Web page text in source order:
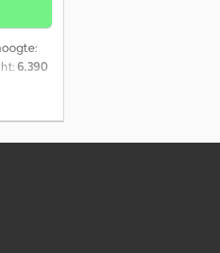
6.390